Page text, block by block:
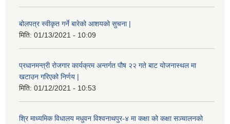
बोलपत्र स्वीकृत गर्ने बारेको आशयको सुचना |
मिति: 01/13/2021 - 10:09
प्रधानमन्त्री रोजगार कार्यक्रम अन्तर्गत पौष २२ गते बाट योजनास्थल मा
खटाउन गरिएको निर्णय |
मिति: 01/12/2021 - 10:53
श्रि माध्यमिक विधालय मधुवन विश्वनाथपुर-४ मा कक्षा को कक्षा सञ्चालनको